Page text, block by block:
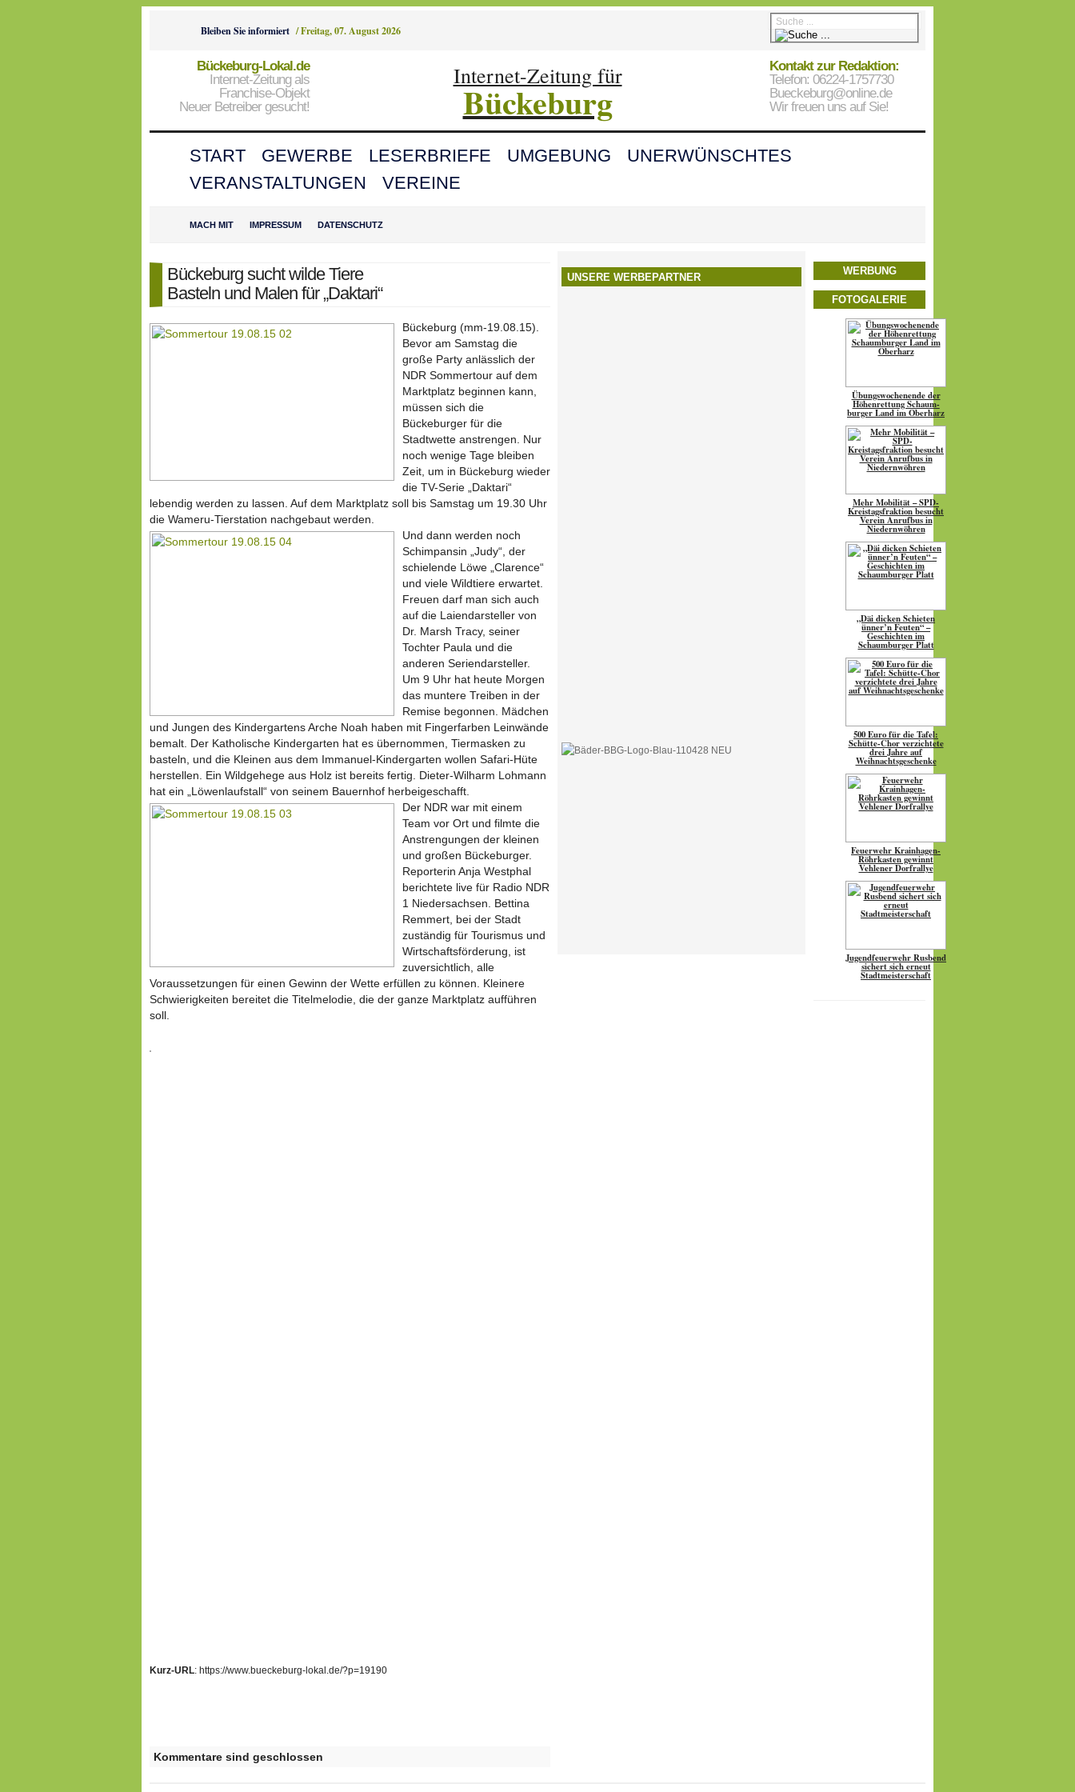
Bleiben Sie informiert /Freitag, 07. August 2026
Bückeburg-Lokal.de
Internet-Zeitung als
Franchise-Objekt
Neuer Betreiber gesucht!
Internet-Zeitung für
Bückeburg
Kontakt zur Redaktion:
Telefon: 06224-1757730
Bueckeburg@online.de
Wir freuen uns auf Sie!
START GEWERBE LESERBRIEFE UMGEBUNG
UNERWÜNSCHTES
VERANSTALTUNGEN
VEREINE
MACH MIT IMPRESSUM DATENSCHUTZ
Bückeburg sucht wilde Tiere
Basteln und Malen für „Daktari“
Bückeburg (mm-19.08.15).
Bevor am Samstag die
große Party anlässlich der
NDR Sommertour auf dem
Marktplatz beginnen kann,
müssen sich die
Bückeburger für die
Stadtwette anstrengen. Nur
noch wenige Tage bleiben
Zeit, um in Bückeburg wieder
die TV-Serie „Daktari“
lebendig werden zu lassen. Auf dem Marktplatz soll bis Samstag um 19.30 Uhr
die Wameru-Tierstation nachgebaut werden.
Und dann werden noch
Schimpansin „Judy“, der
schielende Löwe „Clarence“
und viele Wildtiere erwartet.
Freuen darf man sich auch
auf die Laiendarsteller von
Dr. Marsh Tracy, seiner
Tochter Paula und die
anderen Seriendarsteller.
Um 9 Uhr hat heute Morgen
das muntere Treiben in der
Remise begonnen. Mädchen
und Jungen des Kindergartens Arche Noah haben mit Fingerfarben Leinwände
bemalt. Der Katholische Kindergarten hat es übernommen, Tiermasken zu
basteln, und die Kleinen aus dem Immanuel-Kindergarten wollen Safari-Hüte
herstellen. Ein Wildgehege aus Holz ist bereits fertig. Dieter-Wilharm Lohmann
hat ein „Löwenlaufstall“ von seinem Bauernhof herbeigeschafft.
Der NDR war mit einem
Team vor Ort und filmte die
Anstrengungen der kleinen
und großen Bückeburger.
Reporterin Anja Westphal
berichtete live für Radio NDR
1 Niedersachsen. Bettina
Remmert, bei der Stadt
zuständig für Tourismus und
Wirtschaftsförderung, ist
zuversichtlich, alle
Voraussetzungen für einen Gewinn der Wette erfüllen zu können. Kleinere
Schwierigkeiten bereitet die Titelmelodie, die der ganze Marktplatz aufführen
soll.
Kurz-URL: https://www.bueckeburg-lokal.de/?p=19190
Kommentare sind geschlossen
UNSERE WERBEPARTNER
WERBUNG
FOTOGALERIE
Übungs­wo­chen­ende der
Höhen­ret­tung Schaum­
burger Land im Oberharz
Mehr Mobilität – SPD-
Kreistagsfraktion besucht
Verein Anrufbus in
Niedernwöhren
„Däi dicken Schieten
ünner’n Feuten“ –
Geschichten im
Schaumburger Platt
500 Euro für die Tafel:
Schütte-Chor verzichtete
drei Jahre auf
Weihnachtsgeschenke
Feuerwehr Krainhagen-
Röhrkasten gewinnt
Vehlener Dorfrallye
Jugendfeuerwehr Rusbend
sichert sich erneut
Stadtmeisterschaft